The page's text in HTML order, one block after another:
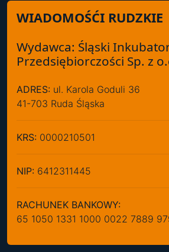
WIADOMOŚĆI RUDZKIE
Wydawca: Śląski
Przedsiębiorczości Sp. z
ADRES: ul. Karola Goduli 36
41-703 Ruda Śląska
KRS: 0000210501
NIP: 6412311445
RACHUNEK BANKOWY:
65 1050 1331 1000 0022 7889